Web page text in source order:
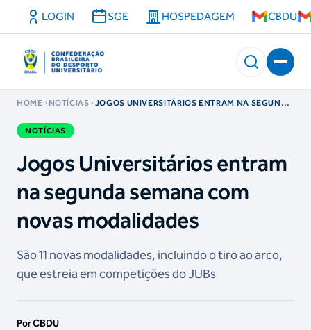
LOGIN SGE HOSPEDAGEM CBDU
HOME NOTÍCIAS
JOGOS UNIVERSITÁRIOS ENTRAM NA SEGUNDA
NOTÍCIAS
Jogos Universitários entram
na segunda semana com
novas modalidades
São 11 novas modalidades, incluindo o tiro ao arco,
que estreia em competições do JUBs
Por CBDU